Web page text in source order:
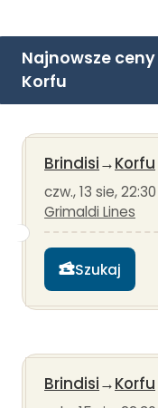
Najnowsze
Korfu
Brindisi→Korfu
czw., 13 sie, 22:30
Grimaldi Lines
Szukaj
Brindisi→Korfu